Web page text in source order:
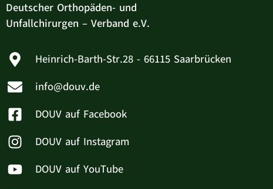
Deutscher Orthopäden- und
Unfallchirurgen – Verband e.V.
Heinrich-Barth-Str.28 - 66115 Saarbrücken
info@douv.de
DOUV auf Facebook
DOUV auf Instagram
DOUV auf YouTube